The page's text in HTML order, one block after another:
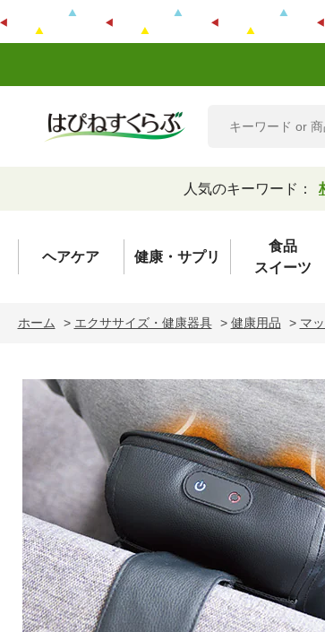
人気のキーワード：
ヘアケア 健康・サプリ
食品
スイーツ
ホーム > エクササイズ・健康器具 > 健康用品 > マ